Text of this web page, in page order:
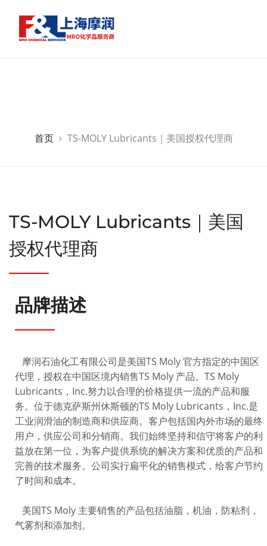
首页 TS-MOLY Lubricants｜美国授权代理商
TS-MOLY Lubricants｜美国
授权代理商
品牌描述
摩润石油化工有限公司是美国TS Moly 官方指定的中国区
代理，授权在中国区境内销售TS Moly 产品。TS Moly
Lubricants，Inc.努力以合理的价格提供一流的产品和服
务。位于德克萨斯州休斯顿的TS Moly Lubricants，Inc.是
工业润滑油的制造商和供应商。客户包括国内外市场的最终
用户，供应公司和分销商。我们始终坚持和信守将客户的利
益放在第一位，为客户提供系统的解决方案和优质的产品和
完善的技术服务。公司实行扁平化的销售模式，给客户节约
了时间和成本。
美国TS Moly 主要销售的产品包括油脂，机油，防粘剂，
气雾剂和添加剂。